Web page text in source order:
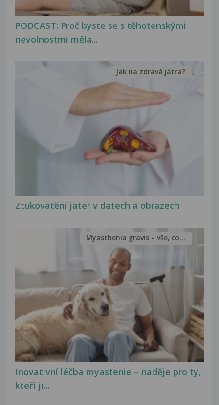
PODCAST: Proč byste se s těhotenskými
nevolnostmi měla...
Ztukovatění jater v datech a obrazech
Jak na zdravá játra?
Inovativní léčba myastenie – naděje pro ty,
kteří ji...
Myasthenia gravis – vše, co...